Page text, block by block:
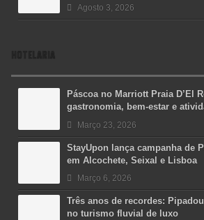
Agosto 3, 2026
HOTELARIA
Páscoa no Marriott Praia D’El
gastronomia, bem-estar e
Março 23, 2026
StayUpon lança campanha de
em Alcochete, Seixal e Lisboa
Março 6, 2026
Três anos de recordes:
no turismo fluvial de luxo